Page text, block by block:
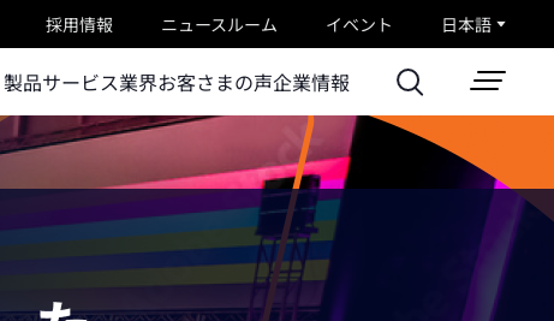
採用情報 ニュースルーム イベント 日本語
製品サービス業界お客さまの声企業情報